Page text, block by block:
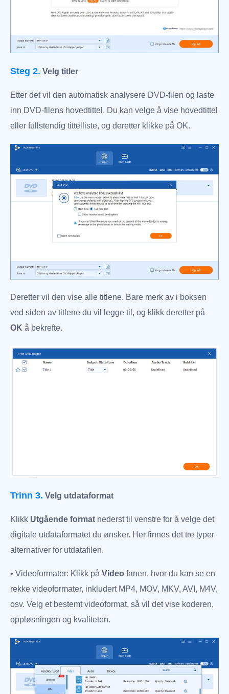
Steg 2. Velg titler
Etter det vil den automatisk analysere DVD-filen og laste
inn DVD-filens hovedtittel. Du kan velge å vise hovedtittel
eller fullstendig tittelliste, og deretter klikke på OK.
Deretter vil den vise alle titlene. Bare merk av i boksen
ved siden av titlene du vil legge til, og klikk deretter på
OK å bekrefte.
Trinn 3. Velg utdataformat
Klikk Utgående format nederst til venstre for å velge det
digitale utdataformatet du ønsker. Her finnes det tre typer
alternativer for utdatafilen.
• Videoformater: Klikk på Video fanen, hvor du kan se en
rekke videoformater, inkludert MP4, MOV, MKV, AVI, M4V,
osv. Velg et bestemt videoformat, så vil det vise koderen,
oppløsningen og kvaliteten.